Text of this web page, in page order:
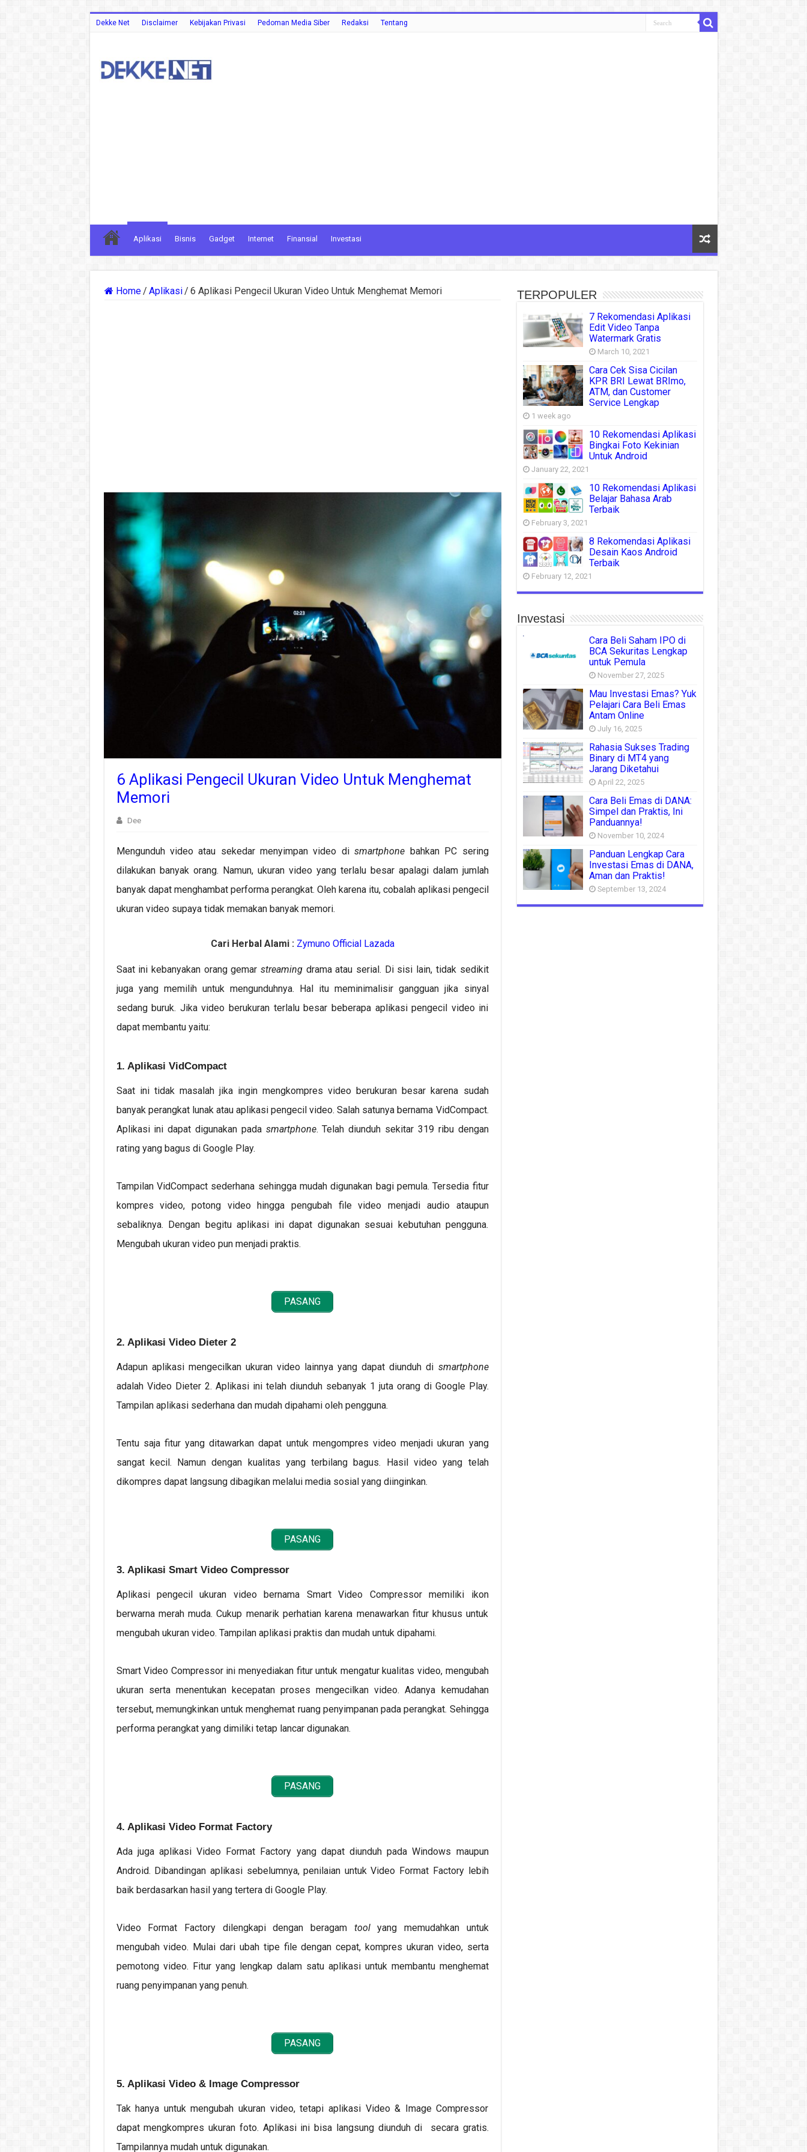
Dekke Net Disclaimer Kebijakan Privasi Pedoman Media Siber Redaksi Tentang
Aplikasi Bisnis Gadget Internet Finansial Investasi
Home/ Aplikasi/ 6 Aplikasi Pengecil Ukuran Video Untuk Menghemat Memori
6 Aplikasi Pengecil Ukuran Video Untuk Menghemat
Memori
Dee
Mengunduh video atau sekedar menyimpan video dismartphone bahkan PC sering
dilakukan banyak orang. Namun, ukuran video yang terlalu besar apalagi dalam jumlah
banyak dapat menghambat performa perangkat. Oleh karena itu, cobalah aplikasi pengecil
ukuran video supaya tidak memakan banyak memori.
Cari Herbal Alami : Zymuno Official Lazada
Saat ini kebanyakan orang gemar streaming drama atau serial. Di sisi lain, tidak sedikit
juga yang memilih untuk mengunduhnya. Hal itu meminimalisir gangguan jika sinyal
sedang buruk. Jika video berukuran terlalu besar beberapa aplikasi pengecil video ini
dapat membantu yaitu:
1. Aplikasi VidCompact
Saat ini tidak masalah jika ingin mengkompres video berukuran besar karena sudah
banyak perangkat lunak atau aplikasi pengecil video. Salah satunya bernama VidCompact.
Aplikasi ini dapat digunakan pada smartphone. Telah diunduh sekitar 319 ribu dengan
rating yang bagus di Google Play.
Tampilan VidCompact sederhana sehingga mudah digunakan bagi pemula. Tersedia fitur
kompres video, potong video hingga pengubah file video menjadi audio ataupun
sebaliknya. Dengan begitu aplikasi ini dapat digunakan sesuai kebutuhan pengguna.
Mengubah ukuran video pun menjadi praktis.
PASANG
2. Aplikasi Video Dieter 2
Adapun aplikasi mengecilkan ukuran video lainnya yang dapat diunduh di smartphone
adalah Video Dieter 2. Aplikasi ini telah diunduh sebanyak 1 juta orang di Google Play.
Tampilan aplikasi sederhana dan mudah dipahami oleh pengguna.
Tentu saja fitur yang ditawarkan dapat untuk mengompres video menjadi ukuran yang
sangat kecil. Namun dengan kualitas yang terbilang bagus. Hasil video yang telah
dikompres dapat langsung dibagikan melalui media sosial yang diinginkan.
PASANG
3. Aplikasi Smart Video Compressor
Aplikasi pengecil ukuran video bernama Smart Video Compressor memiliki ikon
berwarna merah muda. Cukup menarik perhatian karena menawarkan fitur khusus untuk
mengubah ukuran video. Tampilan aplikasi praktis dan mudah untuk dipahami.
Smart Video Compressor ini menyediakan fitur untuk mengatur kualitas video, mengubah
ukuran serta menentukan kecepatan proses mengecilkan video. Adanya kemudahan
tersebut, memungkinkan untuk menghemat ruang penyimpanan pada perangkat. Sehingga
performa perangkat yang dimiliki tetap lancar digunakan.
PASANG
4. Aplikasi Video Format Factory
Ada juga aplikasi Video Format Factory yang dapat diunduh pada Windows maupun
Android. Dibandingan aplikasi sebelumnya, penilaian untuk Video Format Factory lebih
baik berdasarkan hasil yang tertera di Google Play.
Video Format Factory dilengkapi dengan beragam toolyang memudahkan untuk
mengubah video. Mulai dari ubah tipe file dengan cepat, kompres ukuran video, serta
pemotong video. Fitur yang lengkap dalam satu aplikasi untuk membantu menghemat
ruang penyimpanan yang penuh.
PASANG
5. Aplikasi Video & Image Compressor
Tak hanya untuk mengubah ukuran video, tetapi aplikasi Video & Image Compressor
dapat mengkompres ukuran foto. Aplikasi ini bisa langsung diunduh di
secara gratis.
Tampilannya mudah untuk digunakan.
TERPOPULER
7 Rekomendasi Aplikasi
Edit Video Tanpa
Watermark Gratis
March 10, 2021
Cara Cek Sisa Cicilan
KPR BRI Lewat BRImo,
ATM, dan Customer
Service Lengkap
1 week ago
10 Rekomendasi Aplikasi
Bingkai Foto Kekinian
Untuk Android
January 22, 2021
10 Rekomendasi Aplikasi
Belajar Bahasa Arab
Terbaik
February 3, 2021
8 Rekomendasi Aplikasi
Desain Kaos Android
Terbaik
February 12, 2021
Investasi
Cara Beli Saham IPO di
BCA Sekuritas Lengkap
untuk Pemula
November 27, 2025
Mau Investasi Emas? Yuk
Pelajari Cara Beli Emas
Antam Online
July 16, 2025
Rahasia Sukses Trading
Binary di MT4 yang
Jarang Diketahui
April 22, 2025
Cara Beli Emas di DANA:
Simpel dan Praktis, Ini
Panduannya!
November 10, 2024
Panduan Lengkap Cara
Investasi Emas di DANA,
Aman dan Praktis!
September 13, 2024